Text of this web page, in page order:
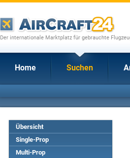
Der internationale Marktplatz für gebrauchte
Home Suchen
Übersicht
Single-Prop
Multi-Prop